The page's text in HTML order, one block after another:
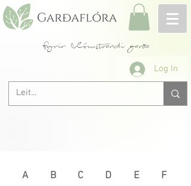
fyrir blómstrandi garða
Log In
A B C D E
F